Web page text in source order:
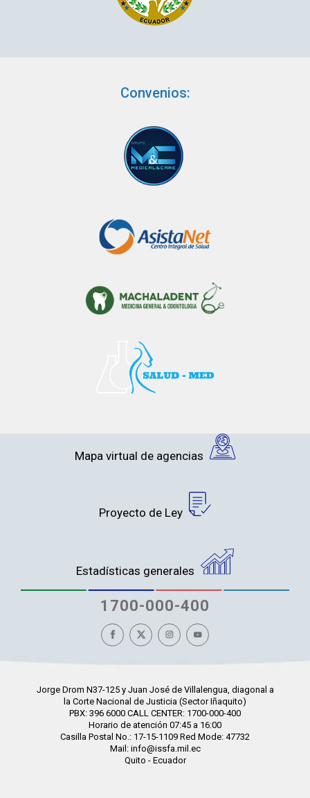
Convenios:
Mapa virtual de agencias
Proyecto de Ley
Estadísticas generales
1700-000-400
Jorge Drom N37-125 y Juan José de Villalengua, diagonal a
la Corte Nacional de Justicia (Sector Iñaquito)
PBX: 396 6000 CALL CENTER: 1700-000-400
Horario de atención 07:45 a 16:00
Casilla Postal No.: 17-15-1109 Red Mode: 47732
Mail: info@issfa.mil.ec
Quito - Ecuador